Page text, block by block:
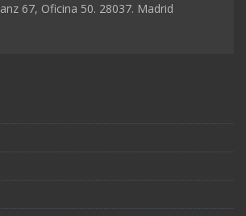
67, Oficina 50. 28037. Madrid